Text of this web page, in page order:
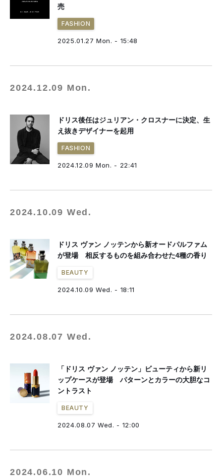
売
FASHION
2025.01.27 Mon. - 15:48
2024.12.09 Mon.
ドリス後任はジュリアン・クロスナーに決定、生
え抜きデザイナーを起用
FASHION
2024.12.09 Mon. - 22:41
2024.10.09 Wed.
ドリス ヴァン ノッテンから新オードパルファム
が登場 相反するものを組み合わせた4種の香り
BEAUTY
2024.10.09 Wed. - 18:11
2024.08.07 Wed.
「ドリス ヴァン ノッテン」ビューティから新リ
ップケースが登場 パターンとカラーの大胆なコ
ントラスト
BEAUTY
2024.08.07 Wed. - 12:00
2024.06.10 Mon.